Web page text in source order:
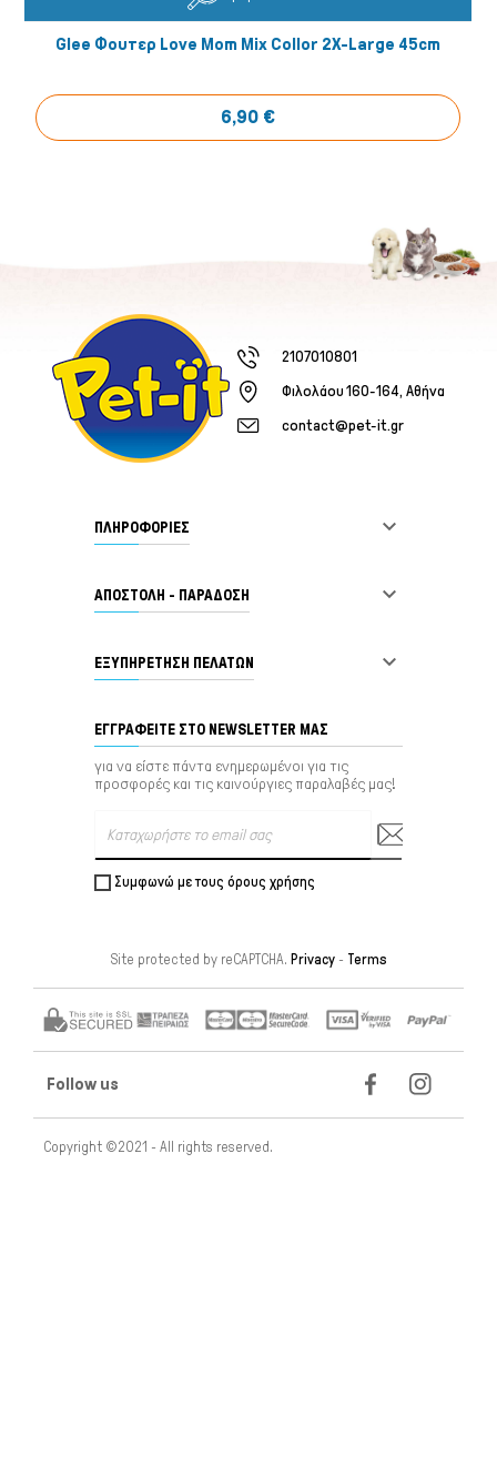
Glee Φουτερ Love Mom Mix Collor 2X-Large 45cm
6,90 €
2107010801
Φιλολάου 160-164, Αθήνα
contact@pet-it.gr
ΠΛΗΡΟΦΟΡΙΕΣ 
ΑΠΟΣΤΟΛΗ - ΠΑΡΑΔΟΣΗ 
ΕΞΥΠΗΡΈΤΗΣΗ ΠΕΛΑΤΏΝ 
ΕΓΓΡΑΦΕΊΤΕ ΣΤΟ NEWSLETTER ΜΑΣ
για να είστε πάντα ενημερωμένοι για τις
προσφορές και τις καινούργιες παραλαβές μας!
Συμφωνώ με τους όρους χρήσης
Site protected by reCAPTCHA. Privacy- Terms
Follow us
Copyright ©2021 - All rights reserved.